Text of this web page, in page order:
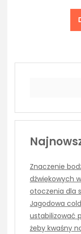
Znaczenie
dźwiękowych
otoczenia dla
Jagodowa
ustabilizować
żeby kwaśny